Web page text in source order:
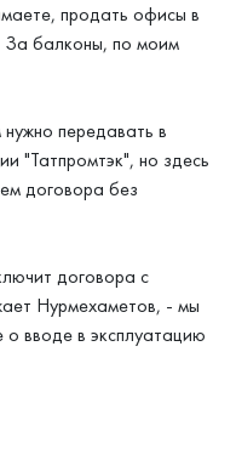
продать офисы в
За балконы, по моим
передавать в
"Татпромтэк", но здесь
договора без
договора с
Нурмехаметов, - мы
вводе в эксплуатацию